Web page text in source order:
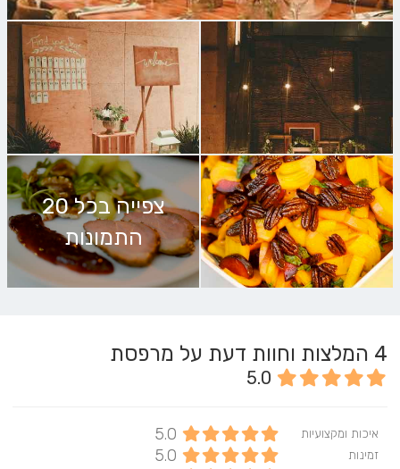
צפייה בכל 20
התמונות
4 המלצות וחוות דעת על מרפסת
5.0
איכות ומקצועיות 5.0
זמינות
5.0